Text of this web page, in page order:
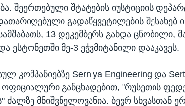
შეერთებული შტატების იუსტიციის
გადაწყვეტილების შესახებ
13 დეკემბერს გახდა ცნობილი,
ესტონეთში მე-3 ეჭვმიტანილი დააკავეს.
კომპანიებზე Serniya Engineering და
ოფიციალური განცხადებით, "რუსეთის
ძალზე მნიშვნელოვანია. ბევრ სხვასთან